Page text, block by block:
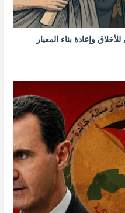
وإعادة بناء المعيار